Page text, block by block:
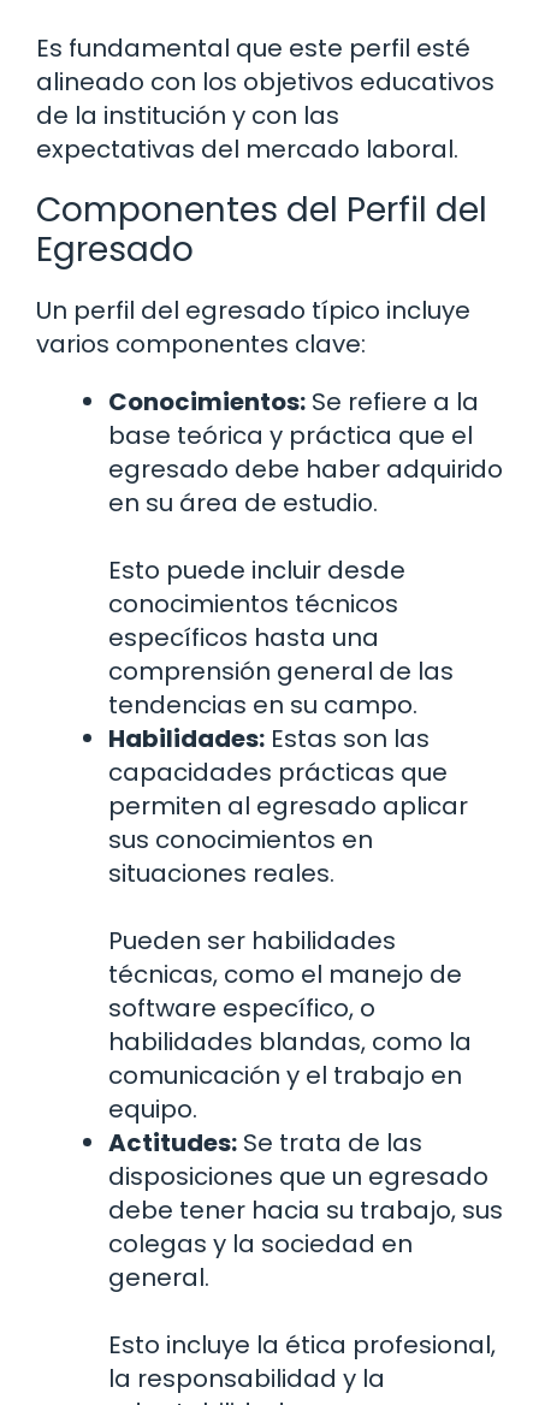
Es fundamental que este perfil esté
alineado con los objetivos educativos
de la institución y con las
expectativas del mercado laboral.
Componentes del Perfil del
Egresado
Un perfil del egresado típico incluye
varios componentes clave:
Conocimientos: Se refiere a la
base teórica y práctica que el
egresado debe haber adquirido
en su área de estudio.
Esto puede incluir desde
conocimientos técnicos
específicos hasta una
comprensión general de las
tendencias en su campo.
Habilidades: Estas son las
capacidades prácticas que
permiten al egresado aplicar
sus conocimientos en
situaciones reales.
Pueden ser habilidades
técnicas, como el manejo de
software específico, o
habilidades blandas, como la
comunicación y el trabajo en
equipo.
Actitudes: Se trata de las
disposiciones que un egresado
debe tener hacia su trabajo, sus
colegas y la sociedad en
general.
Esto incluye la ética profesional,
la responsabilidad y la